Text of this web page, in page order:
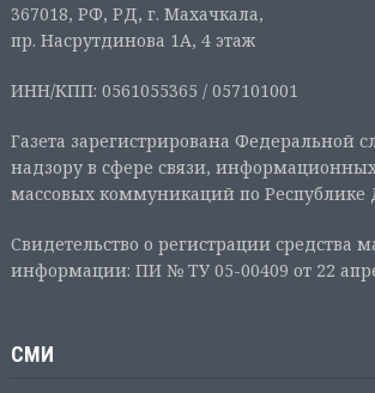
367018, РФ, РД, г. Махачкала,
пр. Насрутдинова 1А, 4 этаж
ИНН/КПП: 0561055365 / 057101001
Газета зарегистрирована Федеральной
надзору в сфере связи,
массовых коммуникаций по Республике
Свидетельство о регистрации средства
информации: ПИ № ТУ 05-00409 от 22
СМИ